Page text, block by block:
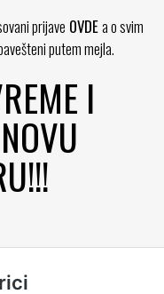
prijave OVDEa o svim
putem mejla.
I